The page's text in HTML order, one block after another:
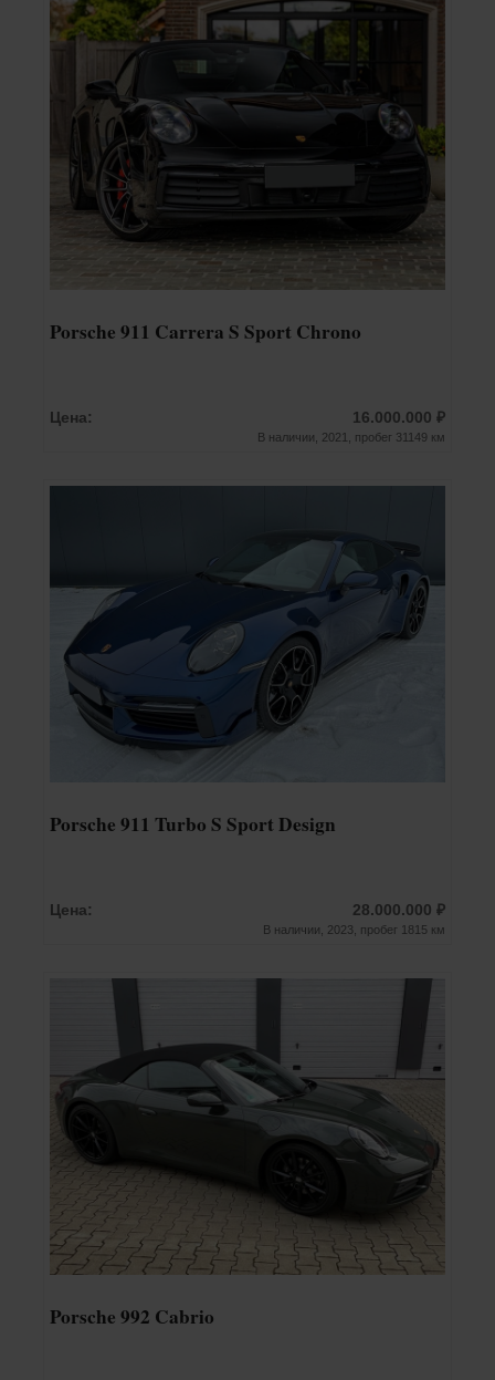
Porsche 911 Carrera S Sport Chrono
Цена: 16.000.000 ₽
В наличии, 2021, пробег 31149 км
Porsche 911 Turbo S Sport Design
Цена: 28.000.000 ₽
В наличии, 2023, пробег 1815 км
Porsche 992 Cabrio